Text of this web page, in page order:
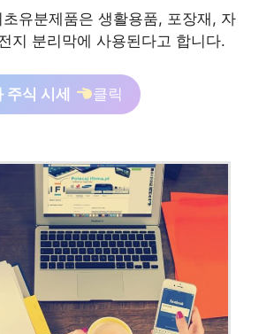
유분제품은 생활용품, 포장재, 자
지 분리막에 사용된다고 합니다.
주식 시세 클릭